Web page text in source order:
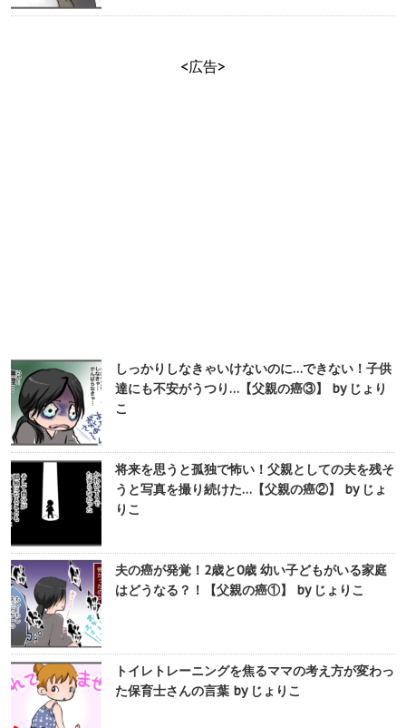
<広告>
しっかりしなきゃいけないのに…できない！子供
達にも不安がうつり…【父親の癌③】 by じょり
こ
将来を思うと孤独で怖い！父親としての夫を残そ
うと写真を撮り続けた…【父親の癌②】 by じょ
りこ
夫の癌が発覚！2歳と0歳 幼い子どもがいる家庭
はどうなる？！【父親の癌①】 by じょりこ
トイレトレーニングを焦るママの考え方が変わっ
た保育士さんの言葉 by じょりこ